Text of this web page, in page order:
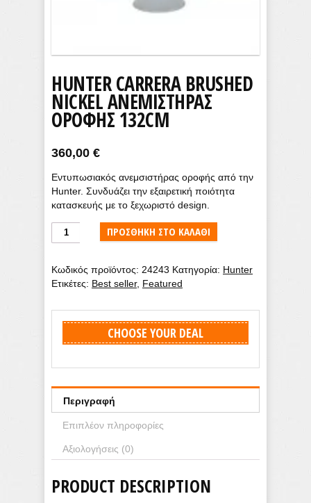
HUNTER CARRERA BRUSHED
NICKEL ΑΝΕΜΙΣΤΉΡΑΣ
ΟΡΟΦΉΣ 132CM
360,00 €
Εντυπωσιακός ανεμσιστήρας οροφής από την
Hunter. Συνδυάζει την εξαιρετική ποιότητα
κατασκευής με το ξεχωριστό design.
Hunter
Carrera
Nickel
ανεμιστήρας
132cm
ποσότητα
ΠΡΟΣΘΉΚΗ ΣΤΟ ΚΑΛΆΘΙ
Κωδικός προϊόντος: 24243 Κατηγορία: Hunter
Ετικέτες: Best seller, Featured
CHOOSE YOUR DEAL
Περιγραφή
Επιπλέον πληροφορίες
Αξιολογήσεις (0)
PRODUCT DESCRIPTION